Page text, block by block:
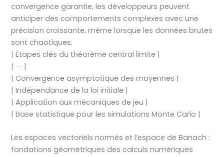
convergence garantie, les développeurs peuvent
anticiper des comportements complexes avec une
précision croissante, même lorsque les données brutes
sont chaotiques.
| Étapes clés du théorème central limite |
| — |
| Convergence asymptotique des moyennes |
| Indépendance de la loi initiale |
| Application aux mécaniques de jeu |
| Base statistique pour les simulations Monte Carlo |
Les espaces vectoriels normés et l’espace de Banach :
fondations géométriques des calculs numériques